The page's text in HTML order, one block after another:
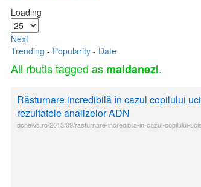
Loading
Next
Trending - Popularity - Date
All rbutls tagged as maidanezi.
Răsturnare incredibilă în cazul copilului
rezultatele analizelor ADN
dcnews.ro/2013/09/rasturnare-incredibila-in-cazul-copilului-